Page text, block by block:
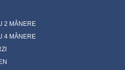
2 MÂNERE
4 MÂNERE